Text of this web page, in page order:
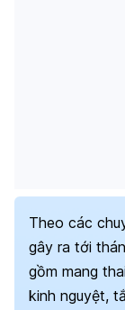
Theo các
gây ra tới
gồm mang
kinh nguyệt,